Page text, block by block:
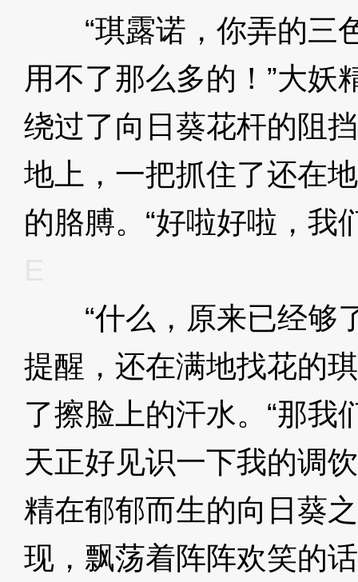
“琪露诺，你弄的三
用不了那么多的！”大妖
绕过了向日葵花杆的阻
地上，一把抓住了还在
的胳膊。“好啦好啦，我
“什么，原来已经够
提醒，还在满地找花的
了擦脸上的汗水。“那我
天正好见识一下我的调
精在郁郁而生的向日葵
现，飘荡着阵阵欢笑的